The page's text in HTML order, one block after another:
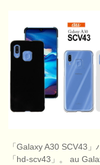
「Galaxy A30 SCV43
「hd-scv43」。 au